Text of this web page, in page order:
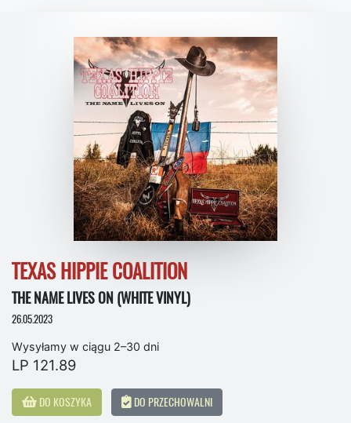
TEXAS HIPPIE COALITION
THE NAME LIVES ON (WHITE VINYL)
26.05.2023
Wysyłamy w ciągu 2–30 dni
LP 121.89
DO KOSZYKA DO PRZECHOWALNI